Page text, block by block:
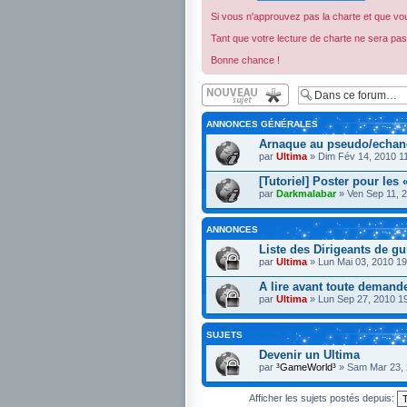
Si vous n'approuvez pas la charte et que
Tant que votre lecture de charte ne sera
Bonne chance !
Écrire un nouveau
sujet
ANNONCES GÉNÉRALES
Arnaque au pseudo/
par Ultima » Dim Fév 14, 2010
[Tutoriel] Poster pour les
par Darkmalabar» Ven Sep 11,
ANNONCES
Liste des Dirigeants de
par Ultima » Lun Mai 03, 2010
A lire avant toute
par Ultima » Lun Sep 27, 2010
SUJETS
Devenir un Ultima
par ³GameWorld³ » Sam Mar 23,
Afficher les sujets postés depuis: